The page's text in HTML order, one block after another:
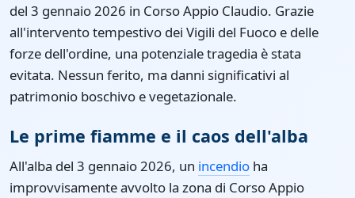
del 3 gennaio 2026 in Corso Appio Claudio. Grazie
all'intervento tempestivo dei Vigili del Fuoco e delle
forze dell'ordine, una potenziale tragedia è stata
evitata. Nessun ferito, ma danni significativi al
patrimonio boschivo e vegetazionale.
Le prime fiamme e il caos dell'alba
All'alba del 3 gennaio 2026, un incendio ha
improvvisamente avvolto la zona di Corso Appio